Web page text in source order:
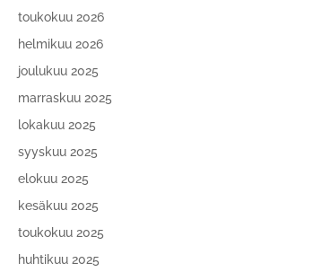
toukokuu 2026
helmikuu 2026
joulukuu 2025
marraskuu 2025
lokakuu 2025
syyskuu 2025
elokuu 2025
kesäkuu 2025
toukokuu 2025
huhtikuu 2025